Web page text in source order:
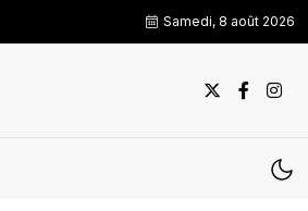
Samedi, 8 août 2026